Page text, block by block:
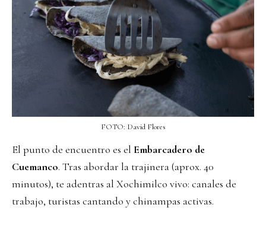
FOTO: David Flores
El punto de encuentro es el Embarcadero de
Cuemanco. Tras abordar la trajinera (aprox. 40
minutos), te adentras al Xochimilco vivo: canales de
trabajo, turistas cantando y chinampas activas.